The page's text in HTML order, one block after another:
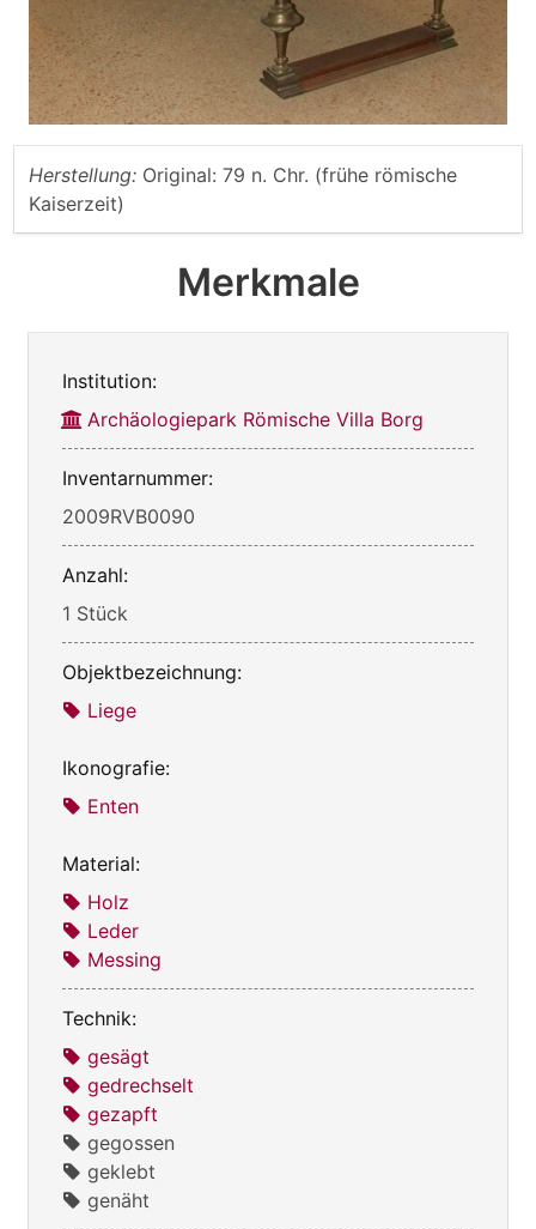
Herstellung: Original: 79 n. Chr. (frühe römische
Kaiserzeit)
Merkmale
Institution:
Archäologiepark Römische Villa Borg
Inventarnummer:
2009RVB0090
Anzahl:
1 Stück
Objektbezeichnung:
Liege
Ikonografie:
Enten
Material:
Holz
Leder
Messing
Technik:
gesägt
gedrechselt
gezapft
gegossen
geklebt
genäht